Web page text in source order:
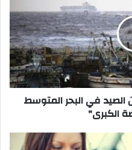
الصيد في البحر المتوسط
الكبرى"